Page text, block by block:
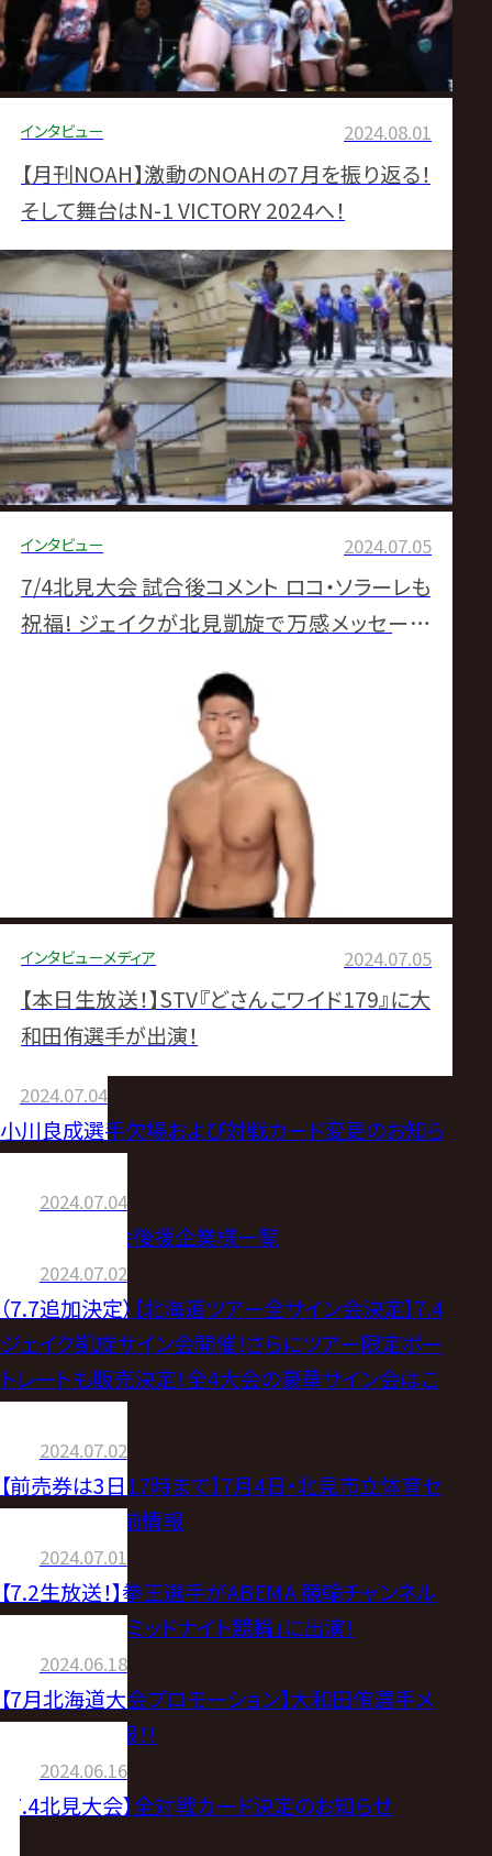
インタビュー 2024.08.01
【月刊NOAH】激動のNOAHの7月を振り返る！
そして舞台はN-1 VICTORY 2024へ！
インタビュー 2024.07.05
7/4北見大会 試合後コメント ロコ・ソラーレも
祝福! ジェイクが北見凱旋で万感メッセージ
インタビューメディア 2024.07.05
【本日生放送！】STV『どさんこワイド179』に大
和田侑選手が出演！
2024.07.04
小川良成選手欠場および対戦カード変更のお知ら
2024.07.04
【7.4】北見大会後援企業様一覧
2024.07.02
（7.7追加決定）【北海道ツアー全サイン会決定】7.4
ジェイク凱旋サイン会開催！さらにツアー限定ポー
トレートも販売決定！全4大会の豪華サイン会はこ
2024.07.02
【前売券は3日17時まで】7月4日・北見市立体育セ
ンター大会直前情報
2024.07.01
【7.2生放送！】拳王選手がABEMA 競輪チャンネル
「WINTICKET ミッドナイト競輪」に出演！
2024.06.18
【7月北海道大会プロモーション】大和田侑選手メ
ディア出演情報！！
2024.06.16
【7.4北見大会】全対戦カード決定のお知らせ